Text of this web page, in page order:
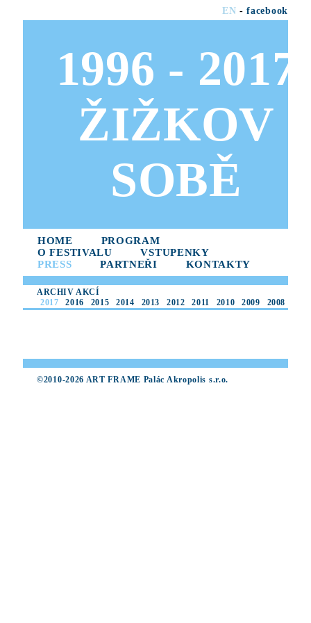
EN -facebook
1996 - 2017
ŽIŽKOV
SOBĚ
HOME
PROGRAM
O FESTIVALU
VSTUPENKY
PRESS
PARTNEŘI KONTAKTY
ARCHIV AKCÍ
2017
2016 2015 2014 2013 2012 2011 2010 2009 2008
©2010-2026 ART FRAME Palác Akropolis s.r.o.